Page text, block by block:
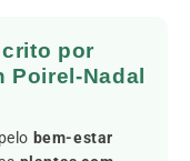
por
Poirel-Nadal
bem-estar